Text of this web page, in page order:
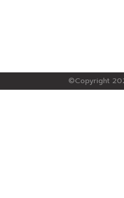
©Copyright